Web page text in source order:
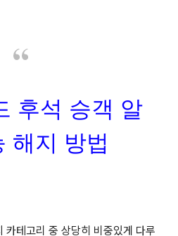
후석 승객 알
해지 방법
카테고리 중 상당히 비중있게 다루